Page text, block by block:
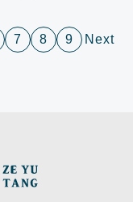
餐時間
醫養生
7 8 9 Next